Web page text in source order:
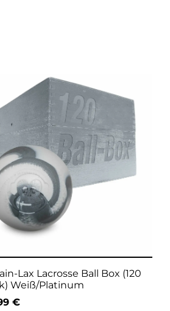
Lax Lacrosse Ball Box (120
Weiß/Platinum
€